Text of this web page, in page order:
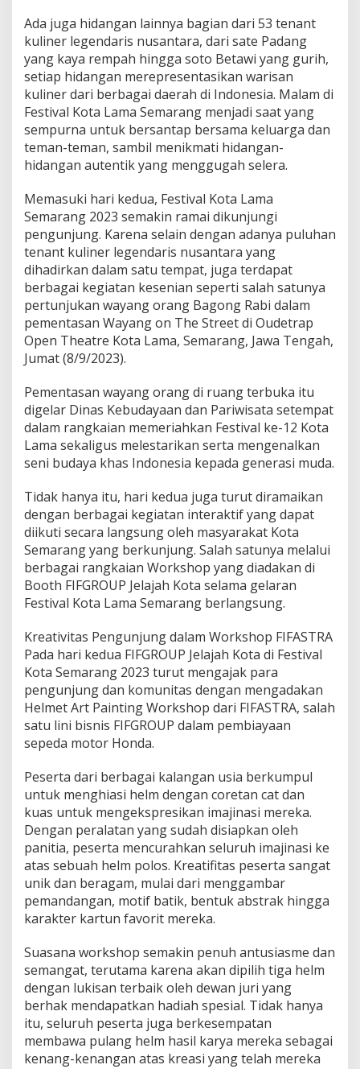
i
n
t
n
g
d
i
e
s
i
v
K
o
t
a
a
m
a
e
m
a
r
a
n
Ada juga hidangan lainnya bagian dari 53 tenant
kuliner legendaris nusantara, dari sate Padang
yang kaya rempah hingga soto Betawi yang gurih,
setiap hidangan merepresentasikan warisan
kuliner dari berbagai daerah di Indonesia. Malam di
Festival Kota Lama Semarang menjadi saat yang
sempurna untuk bersantap bersama keluarga dan
teman-teman, sambil menikmati hidangan-
hidangan autentik yang menggugah selera.
Memasuki hari kedua, Festival Kota Lama
Semarang 2023 semakin ramai dikunjungi
pengunjung. Karena selain dengan adanya puluhan
tenant kuliner legendaris nusantara yang
dihadirkan dalam satu tempat, juga terdapat
berbagai kegiatan kesenian seperti salah satunya
pertunjukan wayang orang Bagong Rabi dalam
pementasan Wayang on The Street di Oudetrap
Open Theatre Kota Lama, Semarang, Jawa Tengah,
Jumat (8/9/2023).
Pementasan wayang orang di ruang terbuka itu
digelar Dinas Kebudayaan dan Pariwisata setempat
dalam rangkaian memeriahkan Festival ke-12 Kota
Lama sekaligus melestarikan serta mengenalkan
seni budaya khas Indonesia kepada generasi muda.
Tidak hanya itu, hari kedua juga turut diramaikan
dengan berbagai kegiatan interaktif yang dapat
diikuti secara langsung oleh masyarakat Kota
Semarang yang berkunjung. Salah satunya melalui
berbagai rangkaian Workshop yang diadakan di
Booth FIFGROUP Jelajah Kota selama gelaran
Festival Kota Lama Semarang berlangsung.
Kreativitas Pengunjung dalam Workshop FIFASTRA
Pada hari kedua FIFGROUP Jelajah Kota di Festival
Kota Semarang 2023 turut mengajak para
pengunjung dan komunitas dengan mengadakan
Helmet Art Painting Workshop dari FIFASTRA, salah
satu lini bisnis FIFGROUP dalam pembiayaan
sepeda motor Honda.
Peserta dari berbagai kalangan usia berkumpul
untuk menghiasi helm dengan coretan cat dan
kuas untuk mengekspresikan imajinasi mereka.
Dengan peralatan yang sudah disiapkan oleh
panitia, peserta mencurahkan seluruh imajinasi ke
atas sebuah helm polos. Kreatifitas peserta sangat
unik dan beragam, mulai dari menggambar
pemandangan, motif batik, bentuk abstrak hingga
karakter kartun favorit mereka.
Suasana workshop semakin penuh antusiasme dan
semangat, terutama karena akan dipilih tiga helm
dengan lukisan terbaik oleh dewan juri yang
berhak mendapatkan hadiah spesial. Tidak hanya
itu, seluruh peserta juga berkesempatan
membawa pulang helm hasil karya mereka sebagai
kenang-kenangan atas kreasi yang telah mereka